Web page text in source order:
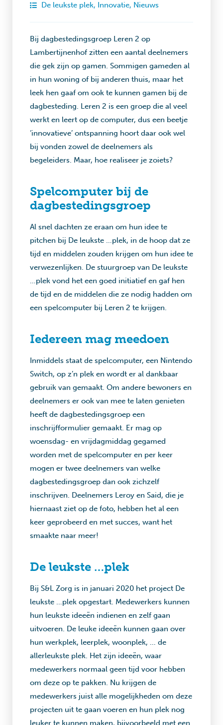
De leukste plek, Innovatie, Nieuws
Bij dagbestedingsgroep Leren 2 op
Lambertijnenhof zitten een aantal deelnemers
die gek zijn op gamen. Sommigen gameden al
in hun woning of bij anderen thuis, maar het
leek hen gaaf om ook te kunnen gamen bij de
dagbesteding. Leren 2 is een groep die al veel
werkt en leert op de computer, dus een beetje
‘innovatieve’ ontspanning hoort daar ook wel
bij vonden zowel de deelnemers als
begeleiders. Maar, hoe realiseer je zoiets?
Spelcomputer bij de
dagbestedingsgroep
Al snel dachten ze eraan om hun idee te
pitchen bij De leukste …plek, in de hoop dat ze
tijd en middelen zouden krijgen om hun idee te
verwezenlijken. De stuurgroep van De leukste
…plek vond het een goed initiatief en gaf hen
de tijd en de middelen die ze nodig hadden om
een spelcomputer bij Leren 2 te krijgen.
Iedereen mag meedoen
Inmiddels staat de spelcomputer, een Nintendo
Switch, op z’n plek en wordt er al dankbaar
gebruik van gemaakt. Om andere bewoners en
deelnemers er ook van mee te laten genieten
heeft de dagbestedingsgroep een
inschrijfformulier gemaakt. Er mag op
woensdag- en vrijdagmiddag gegamed
worden met de spelcomputer en per keer
mogen er twee deelnemers van welke
dagbestedingsgroep dan ook zichzelf
inschrijven. Deelnemers Leroy en Said, die je
hiernaast ziet op de foto, hebben het al een
keer geprobeerd en met succes, want het
smaakte naar meer!
De leukste …plek
Bij S&L Zorg is in januari 2020 het project De
leukste …plek opgestart. Medewerkers kunnen
hun leukste ideeën indienen en zelf gaan
uitvoeren. De leuke ideeën kunnen gaan over
hun werkplek, leerplek, woonplek, … de
allerleukste plek. Het zijn ideeën, waar
medewerkers normaal geen tijd voor hebben
om deze op te pakken. Nu krijgen de
medewerkers juist alle mogelijkheden om deze
projecten uit te gaan voeren en hun plek nog
leuker te kunnen maken, bijvoorbeeld met een